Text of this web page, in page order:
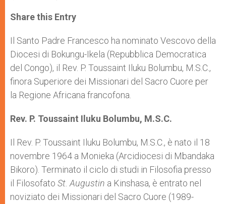
t
s
p
p
s
e
g
e
r
e
b
o
k
r
Share this Entry
Il Santo Padre Francesco ha nominato Vescovo della
Diocesi di Bokungu-Ikela (Repubblica Democratica
del Congo), il Rev. P. Toussaint Iluku Bolumbu, M.S.C.,
finora Superiore dei Missionari del Sacro Cuore per
la Regione Africana francofona.
Rev. P. Toussaint Iluku Bolumbu, M.S.C.
Il Rev. P. Toussaint Iluku Bolumbu, M.S.C., è nato il 18
novembre 1964 a Monieka (Arcidiocesi di Mbandaka
Bikoro). Terminato il ciclo di studi in Filosofia presso
il Filosofato St. Augustin a Kinshasa, è entrato nel
noviziato dei Missionari del Sacro Cuore (1989-